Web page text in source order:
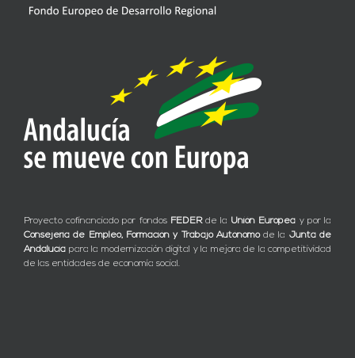
Proyecto cofinanciado por fondos FEDERde la Unión Europea y por la
Consejería de Empleo, Formación y Trabajo Autónomode la Junta de
Andalucía para la modernización digital y la mejora de la competitividad
de las entidades de economía social.